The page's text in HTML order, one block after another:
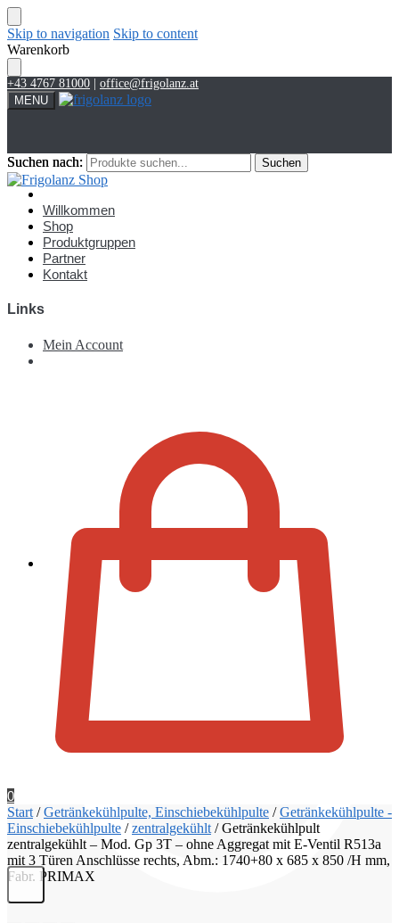
Skip to navigation Skip to content
Warenkorb
+43 4767 81000
office@frigolanz.at
MENU
Suchen nach: Suchen
Zur Kassa
Suchen nach: Suchen
Willkommen
Shop
Produktgruppen
Partner
Kontakt
Links
Mein Account
0
Start /Getränkekühlpulte, Einschiebekühlpulte /Getränkekühlpulte -
Einschiebekühlpulte /zentralgekühlt /Getränkekühlpult
zentralgekühlt – Mod. Gp 3T – ohne Aggregat mit E-Ventil R513a
mit 3 Türen Anschlüsse rechts, Abm.: 1740+80 x 685 x 850 /H mm,
Fabr. PRIMAX